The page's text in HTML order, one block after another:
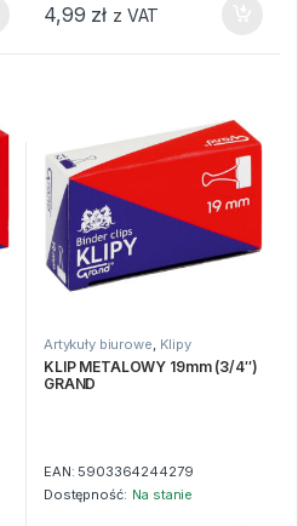
4,99 zł z VAT
Artykuły biurowe, Klipy
KLIP METALOWY 19mm (3/4″)
GRAND
EAN: 5903364244279
Dostępność: Na stanie